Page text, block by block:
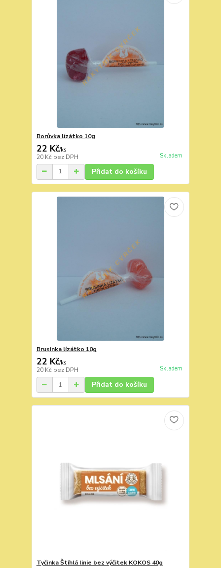
Borůvka lízátko 10g
22 Kč/ks
20 Kč bez DPH Skladem
Přidat do košíku
Brusinka lízátko 10g
22 Kč/ks
20 Kč bez DPH Skladem
Přidat do košíku
Tyčinka Štíhlá linie bez výčitek KOKOS 40g